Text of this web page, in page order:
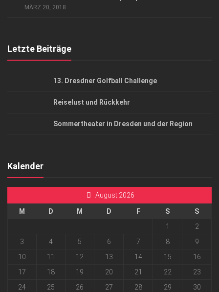
MÄRZ 20, 2018
Letzte Beiträge
13. Dresdner Golfball Challenge
Reiselust und Rückkehr
Sommertheater in Dresden und der Region
Kalender
August 2026
M D M D F S
S
1
2
3
4 5 6 7 8
9
10
11 12 13 14 15
16
17
18 19 20 21 22
23
24
25 26 27 28 29
30